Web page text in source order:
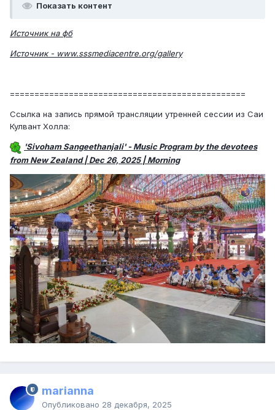
Показать контент
Источник на фб
Источник - www.sssmediacentre.org/gallery
================================================
Ссылка на запись прямой трансляции утренней сессии из Саи
Кулвант Холла:
'Sivoham Sangeethanjali' - Music Program by the devotees
from New Zealand | Dec 26, 2025 | Morning
marianna
Опубликовано 28 декабря, 2025